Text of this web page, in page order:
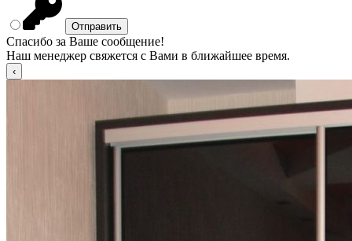
Спасибо за Ваше сообщение!
Наш менеджер свяжется с Вами в ближайшее время.